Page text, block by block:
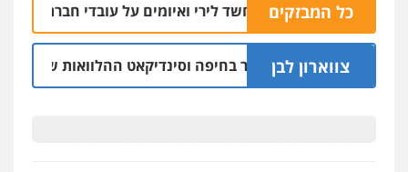
כל המבזקים
נעצרו בחשד לירי ואיומים על עובדי חברת חשמל
צווארון לבן
יו"ר ש"ס לשעבר בחיפה וסינדיקאט ההלוואות של משפחת הרינג